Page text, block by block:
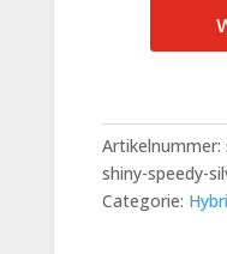
aantal
Artikelnummer:
shiny-speedy-
Categorie: